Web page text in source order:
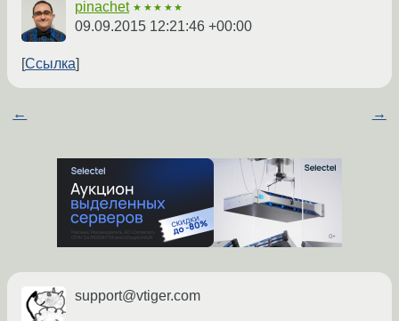
pinachet ★★★★★
09.09.2015 12:21:46 +00:00
Ссылка
← →
support@vtiger.com